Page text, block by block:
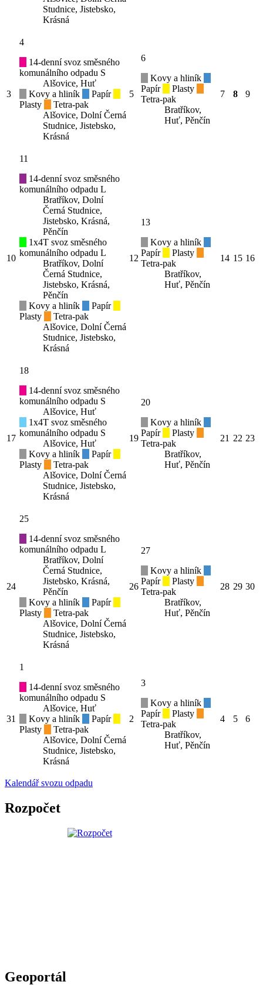
Studnice, Jistebsko,
Krásná
3
4
14-denní svoz směsného
komunálního odpadu S
Alšovice, Huť
Kovy a hliník
Papír
Plasty
Tetra-pak
Alšovice, Dolní Černá
Studnice, Jistebsko,
Krásná
5
6
Kovy a hliník
Papír
Plasty
Tetra-pak
Bratříkov,
Huť, Pěnčín
7 8 9
10
11
14-denní svoz směsného
komunálního odpadu L
Bratříkov, Dolní
Černá Studnice,
Jistebsko, Krásná,
Pěnčín
1x4T svoz směsného
komunálního odpadu L
Bratříkov, Dolní
Černá Studnice,
Jistebsko, Krásná,
Pěnčín
Kovy a hliník
Papír
Plasty
Tetra-pak
Alšovice, Dolní Černá
Studnice, Jistebsko,
Krásná
12
13
Kovy a hliník
Papír
Plasty
Tetra-pak
Bratříkov,
Huť, Pěnčín
14 15 16
17
18
14-denní svoz směsného
komunálního odpadu S
Alšovice, Huť
1x4T svoz směsného
komunálního odpadu S
Alšovice, Huť
Kovy a hliník
Papír
Plasty
Tetra-pak
Alšovice, Dolní Černá
Studnice, Jistebsko,
Krásná
19
20
Kovy a hliník
Papír
Plasty
Tetra-pak
Bratříkov,
Huť, Pěnčín
21 22 23
24
25
14-denní svoz směsného
komunálního odpadu L
Bratříkov, Dolní
Černá Studnice,
Jistebsko, Krásná,
Pěnčín
Kovy a hliník
Papír
Plasty
Tetra-pak
Alšovice, Dolní Černá
Studnice, Jistebsko,
Krásná
26
27
Kovy a hliník
Papír
Plasty
Tetra-pak
Bratříkov,
Huť, Pěnčín
28 29 30
31
1
14-denní svoz směsného
komunálního odpadu S
Alšovice, Huť
Kovy a hliník
Papír
Plasty
Tetra-pak
Alšovice, Dolní Černá
Studnice, Jistebsko,
Krásná
2
3
Kovy a hliník
Papír
Plasty
Tetra-pak
Bratříkov,
Huť, Pěnčín
4 5 6
Kalendář svozu odpadu
Rozpočet
Geoportál